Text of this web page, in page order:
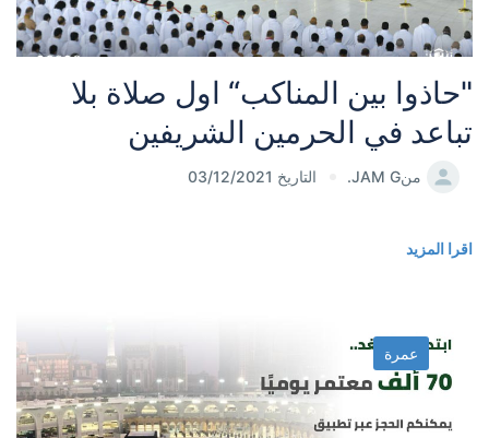
"حاذوا بين المناكب“ اول صلاة بلا
تباعد في الحرمين الشريفين
منJAM G. التاريخ 03/12/2021
اقرا المزيد
عمرة